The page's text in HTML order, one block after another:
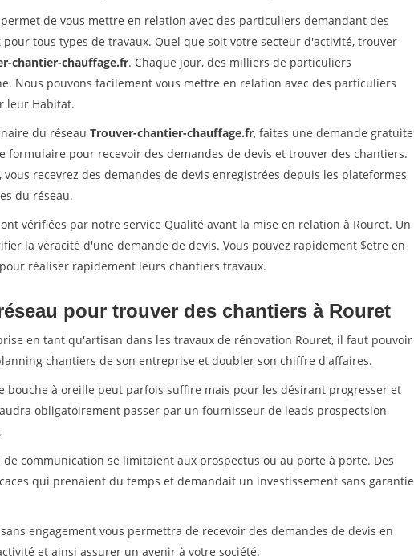
de vous mettre en relation avec des particuliers demandant des
tous types de travaux. Quel que soit votre secteur d'activité, trouver
chantier-chauffage.fr. Chaque jour, des milliers de particuliers
Nous pouvons facilement vous mettre en relation avec des particuliers
leur Habitat.
du réseau Trouver-chantier-chauffage.fr, faites une demande gratuite
formulaire pour recevoir des demandes de devis et trouver des chantiers.
recevrez des demandes de devis enregistrées depuis les plateformes
du réseau.
vérifiées par notre service Qualité avant la mise en relation à Rouret. Un
la véracité d'une demande de devis. Vous pouvez rapidement $etre en
réaliser rapidement leurs chantiers travaux.
pour trouver des chantiers à Rouret
en tant qu'artisan dans les travaux de rénovation Rouret, il faut pouvoir
chantiers de son entreprise et doubler son chiffre d'affaires.
bouche à oreille peut parfois suffire mais pour les désirant progresser et
obligatoirement passer par un fournisseur de leads prospectsion
communication se limitaient aux prospectus ou au porte à porte. Des
qui prenaient du temps et demandait un investissement sans garantie
engagement vous permettra de recevoir des demandes de devis en
et ainsi assurer un avenir à votre société.